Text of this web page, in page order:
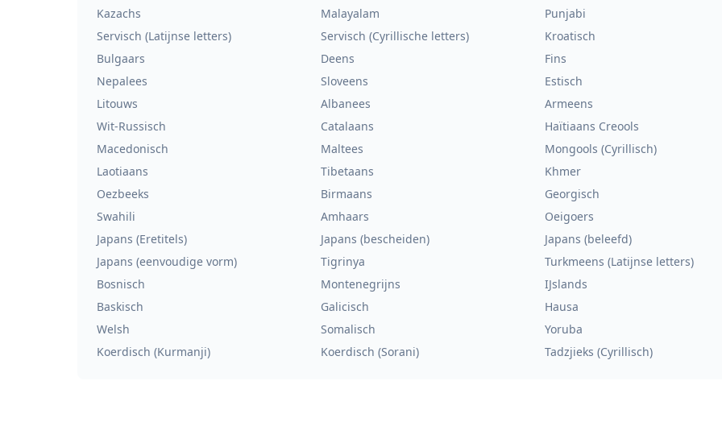
Kazachs
Malayalam
Punjabi
Servisch (Latijnse letters)
Servisch (Cyrillische letters)
Kroatisch
Bulgaars
Deens
Fins
Nepalees
Sloveens
Estisch
Litouws
Albanees
Armeens
Wit-Russisch
Catalaans
Haïtiaans Creools
Macedonisch
Maltees
Mongools (Cyrillisch)
Laotiaans
Tibetaans
Khmer
Oezbeeks
Birmaans
Georgisch
Swahili
Amhaars
Oeigoers
Japans (Eretitels)
Japans (bescheiden)
Japans (beleefd)
Japans (eenvoudige vorm)
Tigrinya
Turkmeens (Latijnse letters)
Bosnisch
Montenegrijns
IJslands
Baskisch
Galicisch
Hausa
Welsh
Somalisch
Yoruba
Koerdisch (Kurmanji)
Koerdisch (Sorani) Tadzjieks (Cyrillisch)